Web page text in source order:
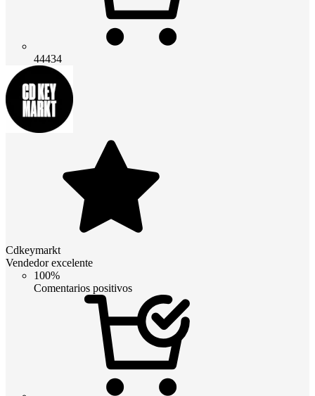
44434
Cdkeymarkt
Vendedor excelente
100%
Comentarios positivos